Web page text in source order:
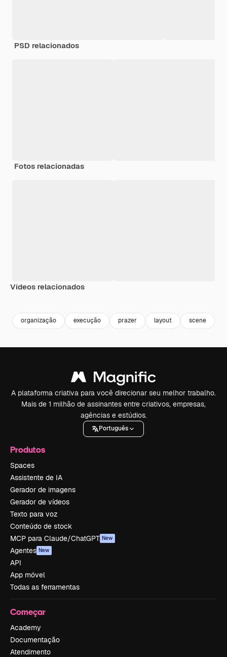
PSD relacionados
Fotos relacionadas
Vídeos relacionados
organização execução prazer layout scene
A plataforma criativa para você direcionar seu melhor trabalho.
Mais de 1 milhão de assinantes entre criativos, empresas,
agências e estúdios.
Português
Produtos
Spaces
Assistente de IA
Gerador de imagens
Gerador de vídeos
Texto para voz
Conteúdo de stock
MCP para Claude/ChatGPT New
Agentes New
API
App móvel
Todas as ferramentas
Começar
Academy
Documentação
Atendimento